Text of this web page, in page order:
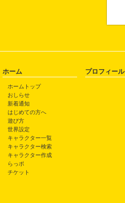
ホーム
ホームトップ
おしらせ
新着通知
はじめての方へ
遊び方
世界設定
キャラクター一覧
キャラクター検索
キャラクター作成
らっポ
チケット
プロフィール